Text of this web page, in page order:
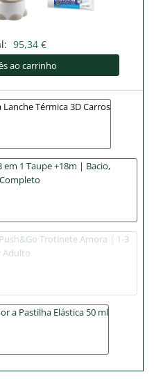
95,34 €
ao carrinho
Térmica 3D Carros
1 Taupe +18m | Bacio,
Trotinete Amora | 1-3
Adulto
a Pastilha Elástica 50 ml